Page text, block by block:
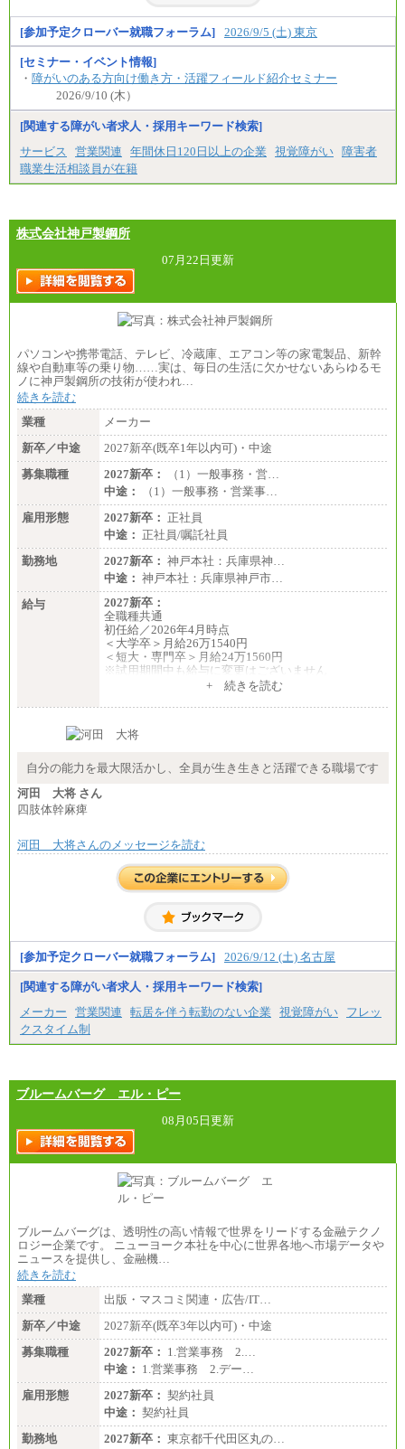
す。
※試用期間中も給与に変更はございません
[参加予定クローバー就職フォーラム] 2026/9/5 (土) 東京
[セミナー・イベント情報]
・ 障がいのある方向け働き方・活躍フィールド紹介セミナー
2026/9/10 (木）
[関連する障がい者求人・採用キーワード検索]
サービス
営業関連 年間休日120日以上の企業 視覚障がい 障害者
職業生活相談員が在籍
株式会社神戸製鋼所
07月22日更新
パソコンや携帯電話、テレビ、冷蔵庫、エアコン等の家電製品、新幹
線や自動車等の乗り物……実は、毎日の生活に欠かせないあらゆるモ
ノに神戸製鋼所の技術が使われ…
続きを読む
業種
メーカー
新卒／中途
2027新卒(既卒1年以内可)・中途
募集職種
2027新卒：
（1）一般事務・営…
中途：
（1）一般事務・営業事…
雇用形態
2027新卒： 正社員
中途： 正社員/嘱託社員
勤務地
2027新卒： 神戸本社：兵庫県神…
中途： 神戸本社：兵庫県神戸市…
給与
2027新卒：
全職種共通
初任給／2026年4月時点
＜大学卒＞月給26万1540円
＜短大・専門卒＞月給24万1560円
※試用期間中も給与に変更はございません
月給24万円～
※試用期間中も給与に変更はございません
+ 続きを読む
自分の能力を最大限活かし、全員が生き生きと活躍できる職場です
河田 大将 さん
四肢体幹麻痺
河田 大将さんのメッセージを読む
[参加予定クローバー就職フォーラム] 2026/9/12 (土) 名古屋
[関連する障がい者求人・採用キーワード検索]
メーカー
営業関連 転居を伴う転勤のない企業 視覚障がい
フレッ
クスタイム制
ブルームバーグ エル・ピー
08月05日更新
ブルームバーグは、透明性の高い情報で世界をリードする金融テクノ
ロジー企業です。 ニューヨーク本社を中心に世界各地へ市場データや
ニュースを提供し、金融機…
続きを読む
業種
出版・マスコミ関連・広告/IT…
新卒／中途
2027新卒(既卒3年以内可)・中途
募集職種
2027新卒： 1.営業事務 2.…
中途： 1.営業事務 2.デー…
雇用形態
2027新卒： 契約社員
中途： 契約社員
勤務地
2027新卒： 東京都千代田区丸の…